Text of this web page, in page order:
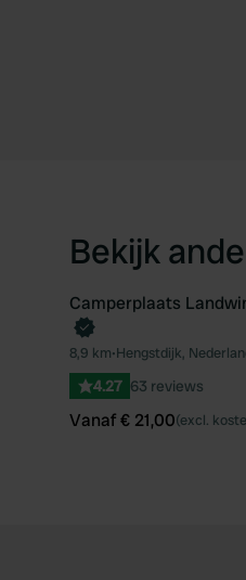
Bekijk
Boek direct
Camperplaats
8,9 km•Hengstdijk,
4.27 63 reviews
Vanaf € 21,00(excl.